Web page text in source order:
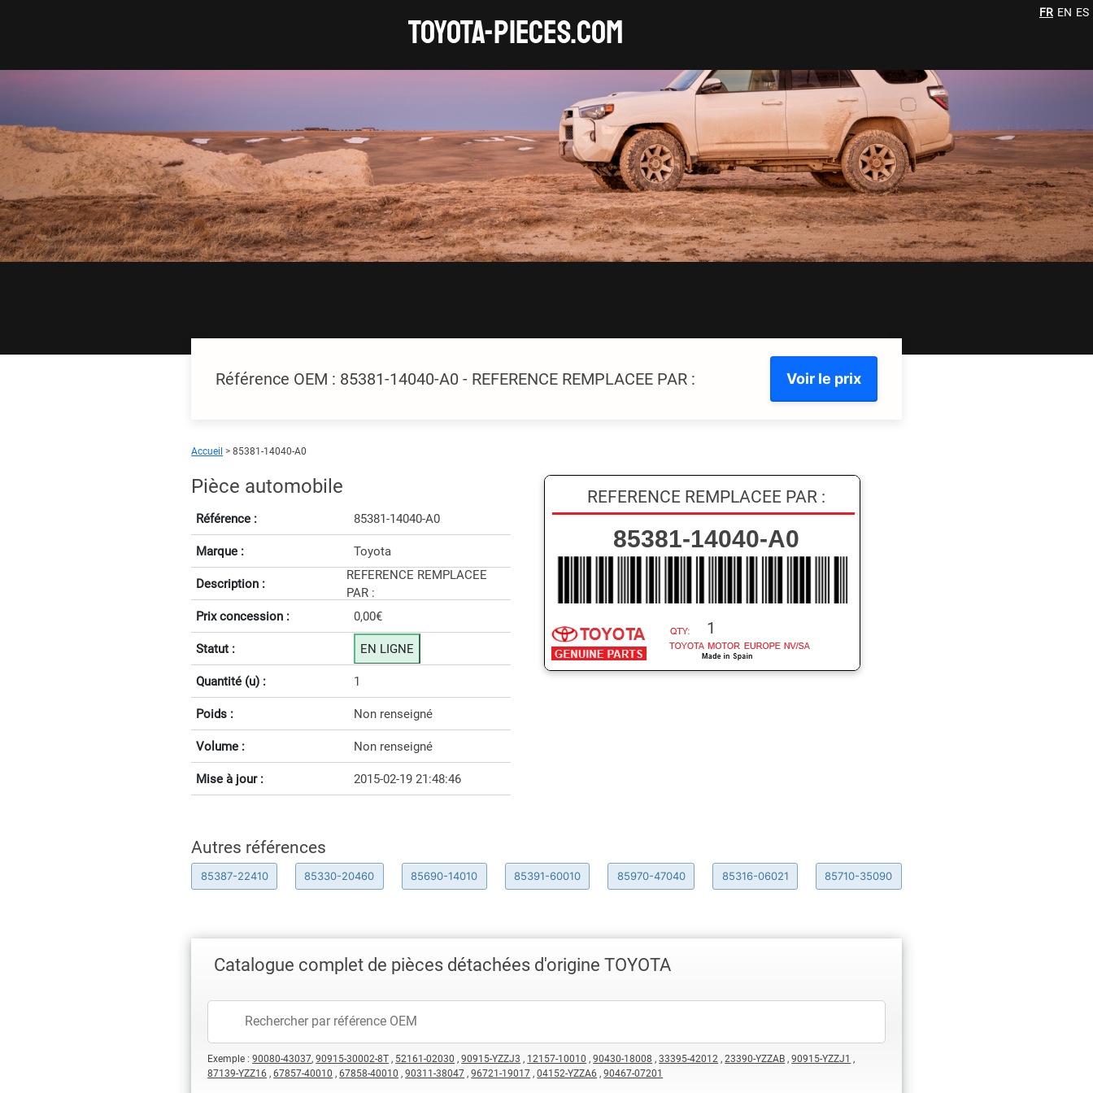
TOYOTA-pieces.com FR EN ES
Référence OEM : 85381-14040-A0 - REFERENCE REMPLACEE PAR : Voir le prix
Accueil > 85381-14040-A0
Pièce automobile
Référence : 85381-14040-A0
Marque : Toyota
Description :
REFERENCE REMPLACEE
PAR :
Prix concession :
0,00€
Statut : EN LIGNE
Quantité (u) : 1
Poids : Non renseigné
Volume : Non renseigné
Mise à jour : 2015-02-19 21:48:46
REFERENCE REMPLACEE PAR :
85381-14040-A0
1
Autres références
85387-22410 85330-20460 85690-14010 85391-60010 85970-47040 85316-06021 85710-35090
Catalogue complet de pièces détachées d'origine TOYOTA
Exemple :90080-43037,90915-30002-8T , 52161-02030 ,90915-YZZJ3 , 12157-10010 ,90430-18008 ,33395-42012 ,23390-YZZAB ,90915-YZZJ1 ,
87139-YZZ16 ,67857-40010 ,67858-40010 ,90311-38047 ,96721-19017 ,04152-YZZA6 ,90467-07201